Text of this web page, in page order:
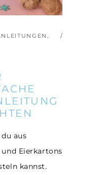
,
aus
Eierkartons
kannst.